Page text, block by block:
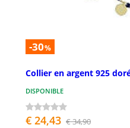
-30%
Collier en argent 925
DISPONIBLE
€ 24,43 € 34,90